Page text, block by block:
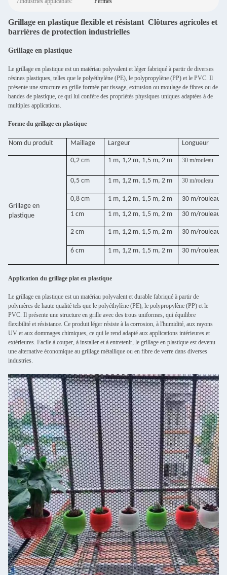
Grillage en plastique flexible et résistant Clôtures agricoles et
barrières de protection industrielles
Grillage en plastique
Le grillage en plastique est un matériau polyvalent et léger fabriqué à partir de diverses
résines plastiques, telles que le polyéthylène (PE), le polypropylène (PP) et le PVC. Il
présente une structure en grille formée par tissage, extrusion ou moulage de fibres ou de
bandes de plastique, ce qui lui confère des propriétés physiques uniques adaptées à de
multiples applications.
Forme du grillage en plastique
Nom du produit Maillage Largeur Longueur
Grillage en
plastique
0,2 cm 1 m, 1,2 m, 1,5 m, 2 m 30 m/rouleau
0,5 cm 1 m, 1,2 m, 1,5 m, 2 m 30 m/rouleau
0,8 cm 1 m, 1,2 m, 1,5 m, 2 m
30 m/rouleau
1 cm
1 m, 1,2 m, 1,5 m, 2 m 30 m/rouleau
2 cm 1 m, 1,2 m, 1,5 m, 2 m 30 m/rouleau
6 cm 1 m, 1,2 m, 1,5 m, 2 m 30 m/rouleau
Application du grillage plat en plastique
Le grillage en plastique est un matériau polyvalent et durable fabriqué à partir de
polymères de haute qualité tels que le polyéthylène (PE), le polypropylène (PP) et le
PVC. Il présente une structure en grille avec des trous uniformes, qui équilibre
flexibilité et résistance. Ce produit léger résiste à la corrosion, à l'humidité, aux rayons
UV et aux dommages chimiques, ce qui le rend adapté aux applications intérieures et
extérieures. Facile à couper, à installer et à entretenir, le grillage en plastique est devenu
une alternative économique au grillage métallique ou en fibre de verre dans diverses
industries.